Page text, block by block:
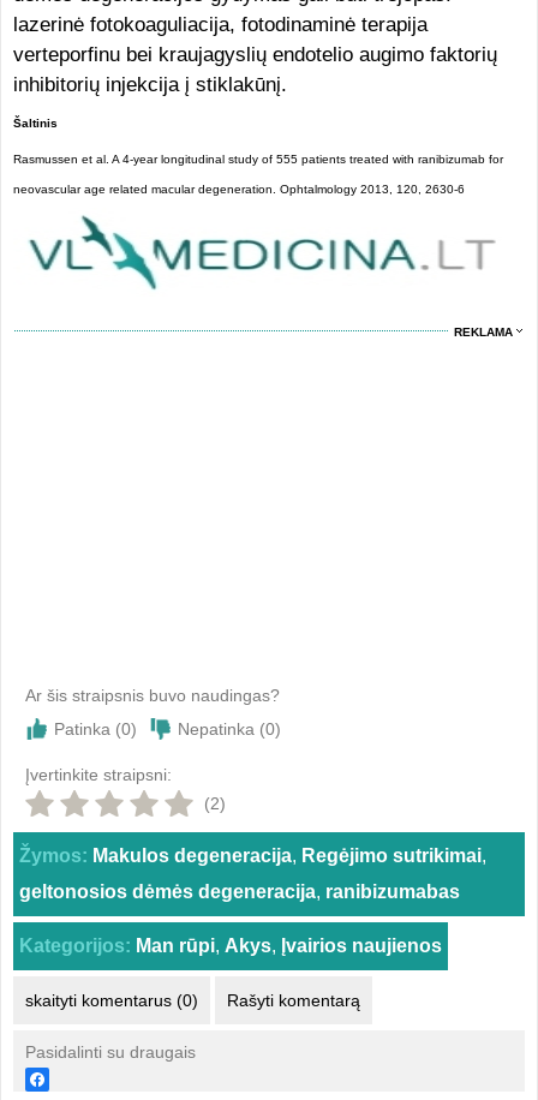
lazerinė fotokoaguliacija, fotodinaminė terapija
verteporfinu bei kraujagyslių endotelio augimo faktorių
inhibitorių injekcija į stiklakūnį.
Šaltinis
Rasmussen et al. A 4-year longitudinal study of 555 patients treated with ranibizumab for
neovascular age related macular degeneration. Ophtalmology 2013, 120, 2630-6
REKLAMA
Ar šis straipsnis buvo naudingas?
Patinka (0) Nepatinka (0)
Įvertinkite straipsni:
(2)
Žymos: Makulos degeneracija, Regėjimo sutrikimai,
geltonosios dėmės degeneracija, ranibizumabas
Kategorijos: Man rūpi, Akys, Įvairios naujienos
skaityti komentarus (0) Rašyti komentarą
Pasidalinti su draugais